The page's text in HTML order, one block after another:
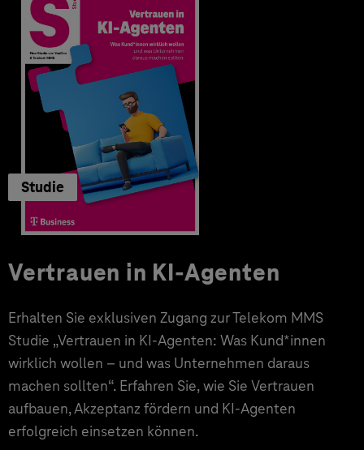
Studie
Vertrauen in KI-Agenten
Erhalten Sie exklusiven Zugang zur Telekom MMS
Studie „Vertrauen in KI-Agenten: Was Kund*innen
wirklich wollen – und was Unternehmen daraus
machen sollten“. Erfahren Sie, wie Sie Vertrauen
aufbauen, Akzeptanz fördern und KI-Agenten
erfolgreich einsetzen können.